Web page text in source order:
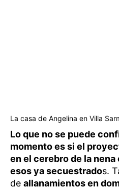
La casa de Angelina en Villa
Lo que no se puede
momento es si el
en el cerebro de la
esos ya secuestrados.
de allanamientos en